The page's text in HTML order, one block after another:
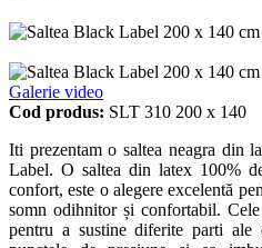
Galerie video
Cod produs: SLT 310 200 x 140
Iti prezentam o saltea neagra din
Label. O saltea din latex 100%
confort, este o alegere excelentă
somn odihnitor și confortabil.
pentru a sustine diferite parti ale